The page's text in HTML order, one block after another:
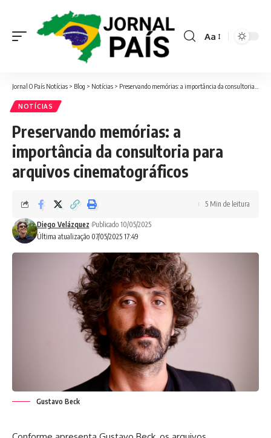
Font
Aa
Jornal O País Notícias > Blog > Notícias > Preservando memórias: a importância da consultoria para arquivos cinematográficos
NOTÍCIAS
Preservando memórias: a
importância da consultoria para
arquivos cinematográficos
Última atualização 07/05/2025 17:49
Diego Velázquez Publicado 10/05/2025
5 Min de leitura
Gustavo Beck